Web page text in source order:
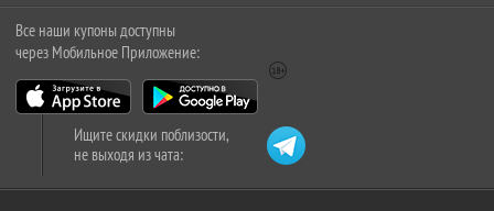
Все наши купоны доступны
через Мобильное Приложение:
Ищите скидки поблизости,
не выходя из чата: